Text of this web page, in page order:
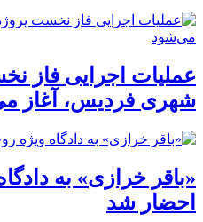
عملیات اجرایی فاز
شهری فردیس، آغاز
«باقر خرازی» به
احضار شد